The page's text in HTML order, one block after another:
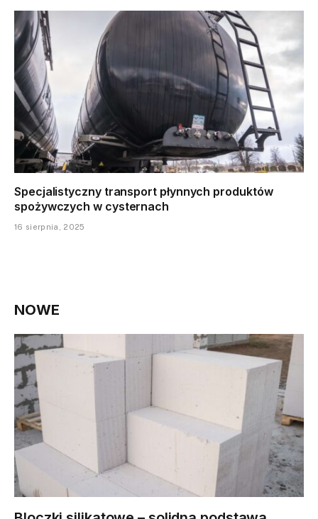
Specjalistyczny transport płynnych produktów
spożywczych w cysternach
16 sierpnia, 2025
NOWE